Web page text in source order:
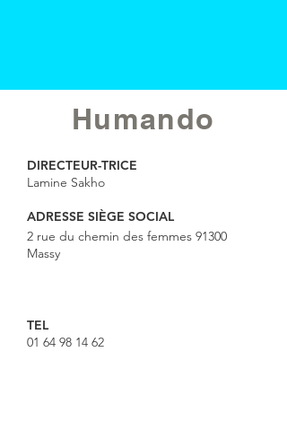
Humando
DIRECTEUR-TRICE
Lamine Sakho
ADRESSE SIÈGE SOCIAL
2 rue du chemin des femmes 91300
Massy
TEL
01 64 98 14 62